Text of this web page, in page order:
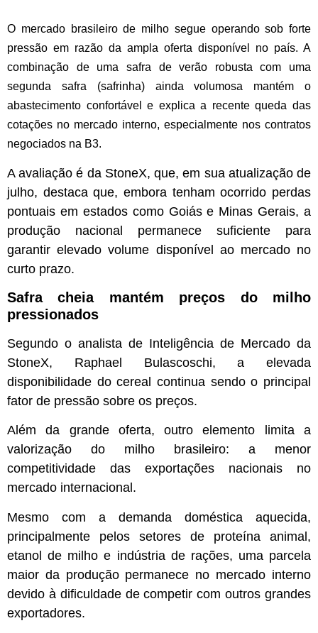
O mercado brasileiro de milho segue operando sob forte
pressão em razão da ampla oferta disponível no país. A
combinação de uma safra de verão robusta com uma
segunda safra (safrinha) ainda volumosa mantém o
abastecimento confortável e explica a recente queda das
cotações no mercado interno, especialmente nos contratos
negociados na B3.
A avaliação é da StoneX, que, em sua atualização de
julho, destaca que, embora tenham ocorrido perdas
pontuais em estados como Goiás e Minas Gerais, a
produção nacional permanece suficiente para
garantir elevado volume disponível ao mercado no
curto prazo.
Safra cheia mantém preços do milho
pressionados
Segundo o analista de Inteligência de Mercado da
StoneX, Raphael Bulascoschi, a elevada
disponibilidade do cereal continua sendo o principal
fator de pressão sobre os preços.
Além da grande oferta, outro elemento limita a
valorização do milho brasileiro: a menor
competitividade das exportações nacionais no
mercado internacional.
Mesmo com a demanda doméstica aquecida,
principalmente pelos setores de proteína animal,
etanol de milho e indústria de rações, uma parcela
maior da produção permanece no mercado interno
devido à dificuldade de competir com outros grandes
exportadores.